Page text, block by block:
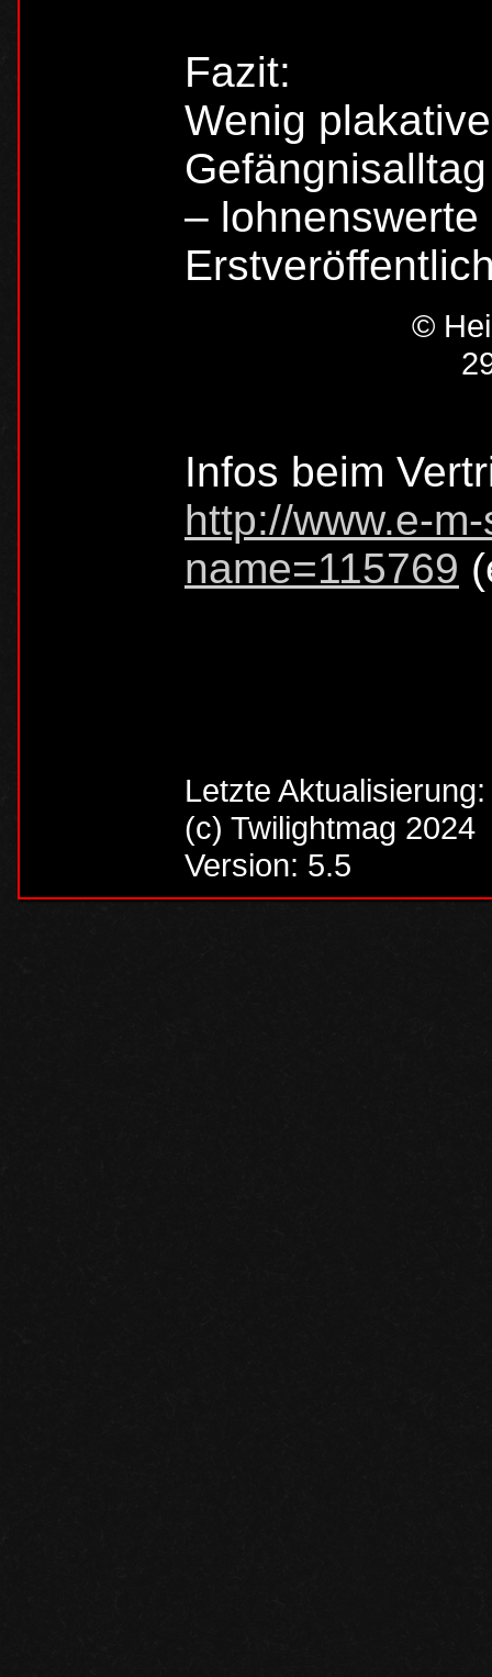
Fazit:
Wenig
–
©
Infos beim
http://www.e-
name=115769
Letzte
(c) Twilightmag 2024
Version: 5.5